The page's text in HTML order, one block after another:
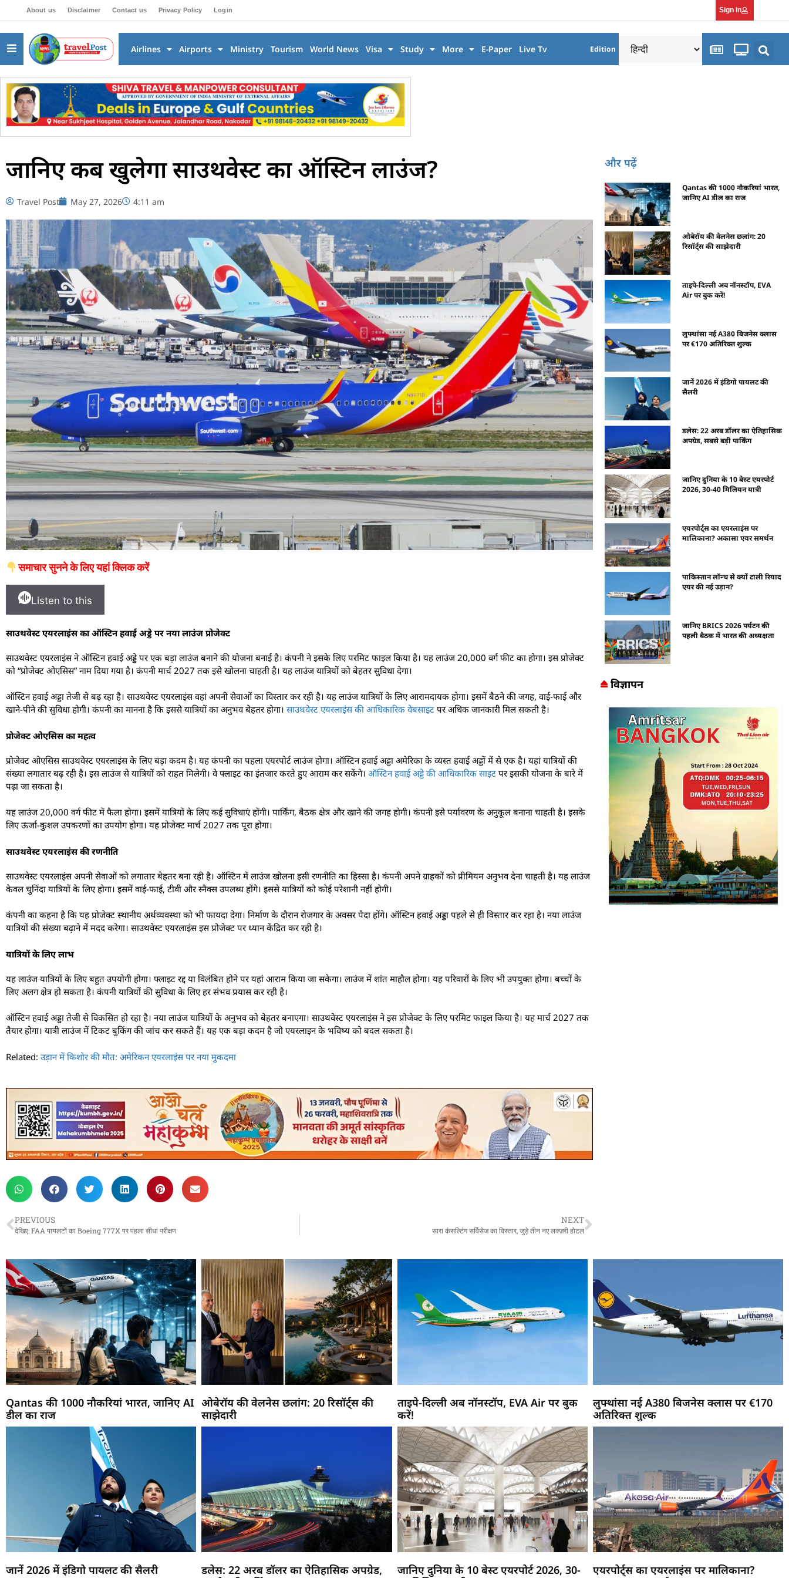
About us Disclaimer Contact us Privacy Policy Login Sign in
Airlines Airports Ministry Tourism World News Visa Study More E-Paper Live Tv Edition
जानिए कब खुलेगा साउथवेस्ट का ऑस्टिन लाउंज?
Travel Post May 27, 2026 4:11 am
समाचार सुनने के लिए यहां क्लिक करें
Listen to this
साउथवेस्ट एयरलाइंस का ऑस्टिन हवाई अड्डे पर नया लाउंज प्रोजेक्ट
साउथवेस्ट एयरलाइंस ने ऑस्टिन हवाई अड्डे पर एक बड़ा लाउंज बनाने की योजना बनाई है। कंपनी ने इसके लिए परमिट फाइल किया है। यह लाउंज 20,000 वर्ग फीट का होगा। इस प्रोजेक्ट
को “प्रोजेक्ट ओएसिस” नाम दिया गया है। कंपनी मार्च 2027 तक इसे खोलना चाहती है। यह लाउंज यात्रियों को बेहतर सुविधा देगा।
ऑस्टिन हवाई अड्डा तेजी से बढ़ रहा है। साउथवेस्ट एयरलाइंस वहां अपनी सेवाओं का विस्तार कर रही है। यह लाउंज यात्रियों के लिए आरामदायक होगा। इसमें बैठने की जगह, वाई-फाई और
खाने-पीने की सुविधा होगी। कंपनी का मानना है कि इससे यात्रियों का अनुभव बेहतर होगा। साउथवेस्ट एयरलाइंस की आधिकारिक वेबसाइट पर अधिक जानकारी मिल सकती है।
प्रोजेक्ट ओएसिस का महत्व
प्रोजेक्ट ओएसिस साउथवेस्ट एयरलाइंस के लिए बड़ा कदम है। यह कंपनी का पहला एयरपोर्ट लाउंज होगा। ऑस्टिन हवाई अड्डा अमेरिका के व्यस्त हवाई अड्डों में से एक है। यहां यात्रियों की
संख्या लगातार बढ़ रही है। इस लाउंज से यात्रियों को राहत मिलेगी। वे फ्लाइट का इंतजार करते हुए आराम कर सकेंगे। ऑस्टिन हवाई अड्डे की आधिकारिक साइट पर इसकी योजना के बारे में
पढ़ा जा सकता है।
यह लाउंज 20,000 वर्ग फीट में फैला होगा। इसमें यात्रियों के लिए कई सुविधाएं होंगी। पार्किंग, बैठक क्षेत्र और खाने की जगह होगी। कंपनी इसे पर्यावरण के अनुकूल बनाना चाहती है। इसके
लिए ऊर्जा-कुशल उपकरणों का उपयोग होगा। यह प्रोजेक्ट मार्च 2027 तक पूरा होगा।
साउथवेस्ट एयरलाइंस की रणनीति
साउथवेस्ट एयरलाइंस अपनी सेवाओं को लगातार बेहतर बना रही है। ऑस्टिन में लाउंज खोलना इसी रणनीति का हिस्सा है। कंपनी अपने ग्राहकों को प्रीमियम अनुभव देना चाहती है। यह लाउंज
केवल चुनिंदा यात्रियों के लिए होगा। इसमें वाई-फाई, टीवी और स्नैक्स उपलब्ध होंगे। इससे यात्रियों को कोई परेशानी नहीं होगी।
कंपनी का कहना है कि यह प्रोजेक्ट स्थानीय अर्थव्यवस्था को भी फायदा देगा। निर्माण के दौरान रोजगार के अवसर पैदा होंगे। ऑस्टिन हवाई अड्डा पहले से ही विस्तार कर रहा है। नया लाउंज
यात्रियों की संख्या बढ़ाने में मदद करेगा। साउथवेस्ट एयरलाइंस इस प्रोजेक्ट पर ध्यान केंद्रित कर रही है।
यात्रियों के लिए लाभ
यह लाउंज यात्रियों के लिए बहुत उपयोगी होगा। फ्लाइट रद्द या विलंबित होने पर यहां आराम किया जा सकेगा। लाउंज में शांत माहौल होगा। यह परिवारों के लिए भी उपयुक्त होगा। बच्चों के
लिए अलग क्षेत्र हो सकता है। कंपनी यात्रियों की सुविधा के लिए हर संभव प्रयास कर रही है।
ऑस्टिन हवाई अड्डा तेजी से विकसित हो रहा है। नया लाउंज यात्रियों के अनुभव को बेहतर बनाएगा। साउथवेस्ट एयरलाइंस ने इस प्रोजेक्ट के लिए परमिट फाइल किया है। यह मार्च 2027 तक
तैयार होगा। यात्री लाउंज में टिकट बुकिंग की जांच कर सकते हैं। यह एक बड़ा कदम है जो एयरलाइन के भविष्य को बदल सकता है।
Related: उड़ान में किशोर की मौत: अमेरिकन एयरलाइंस पर नया मुकदमा
PREVIOUS
देखिए: FAA पायलटों का Boeing 777X पर पहला सीधा परीक्षण
NEXT
सारा कंसल्टिंग सर्विसेज का विस्तार, जुड़े तीन नए लक्ज़री होटल
और पढ़ें
Qantas की 1000 नौकरियां भारत,
जानिए AI डील का राज
ओबेरॉय की वेलनेस छलांग: 20
रिसॉर्ट्स की साझेदारी
ताइपे-दिल्ली अब नॉनस्टॉप, EVA
Air पर बुक करें!
लुफ्थांसा नई A380 बिजनेस क्लास
पर €170 अतिरिक्त शुल्क
जानें 2026 में इंडिगो पायलट की
सैलरी
डलेस: 22 अरब डॉलर का ऐतिहासिक
अपग्रेड, सबसे बड़ी पार्किंग
जानिए दुनिया के 10 बेस्ट एयरपोर्ट
2026, 30-40 मिलियन यात्री
एयरपोर्ट्स का एयरलाइंस पर
मालिकाना? अकासा एयर समर्थन
पाकिस्तान लॉन्च से क्यों टाली रियाद
एयर की नई उड़ान?
जानिए BRICS 2026 पर्यटन की
पहली बैठक में भारत की अध्यक्षता
विज्ञापन
Qantas की 1000 नौकरियां भारत, जानिए AI
डील का राज
ओबेरॉय की वेलनेस छलांग: 20 रिसॉर्ट्स की
साझेदारी
ताइपे-दिल्ली अब नॉनस्टॉप, EVA Air पर बुक
करें!
लुफ्थांसा नई A380 बिजनेस क्लास पर €170
अतिरिक्त शुल्क
जानें 2026 में इंडिगो पायलट की सैलरी
डलेस: 22 अरब डॉलर का ऐतिहासिक अपग्रेड,
जानिए दुनिया के 10 बेस्ट एयरपोर्ट 2026, 30-
एयरपोर्ट्स का एयरलाइंस पर मालिकाना?